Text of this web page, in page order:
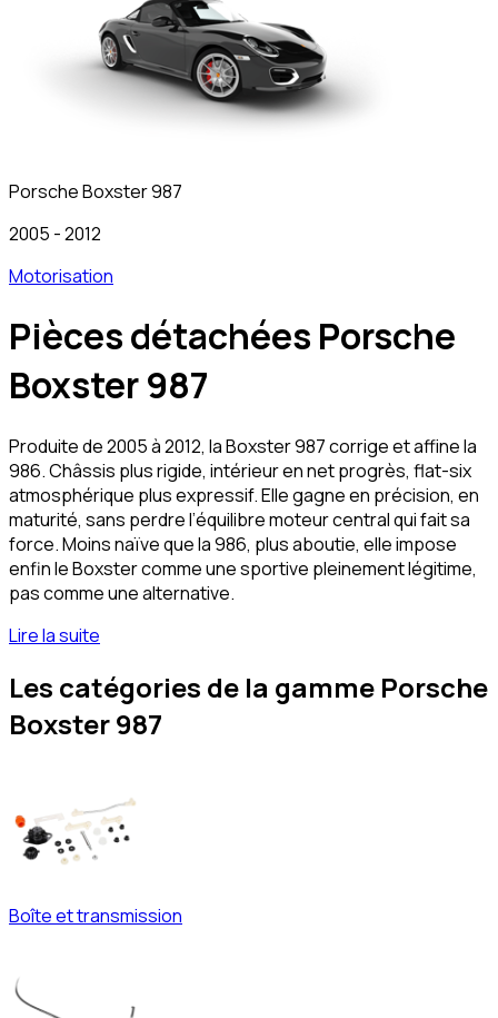
PorscheBoxster 987
2005 -2012
Motorisation
Pièces détachées Porsche
Boxster 987
Produite de 2005 à 2012, la Boxster 987 corrige et affine la
986. Châssis plus rigide, intérieur en net progrès, flat-six
atmosphérique plus expressif. Elle gagne en précision, en
maturité, sans perdre l’équilibre moteur central qui fait sa
force. Moins naïve que la 986, plus aboutie, elle impose
enfin le Boxster comme une sportive pleinement légitime,
pas comme une alternative.
Lire la suite
Les catégories de la gamme Porsche
Boxster 987
Boîte et transmission